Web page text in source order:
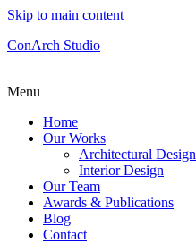
Skip to main content
ConArch Studio
Menu
Home
Our Works
Architectural Design
Interior Design
Our Team
Awards & Publications
Blog
Contact